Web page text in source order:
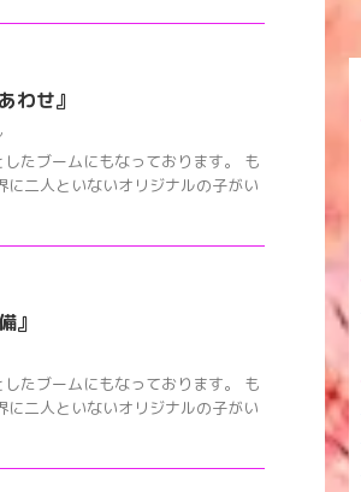
わせ』
たブームにもなっております。 も
二人といないオリジナルの子がい
』
たブームにもなっております。 も
二人といないオリジナルの子がい